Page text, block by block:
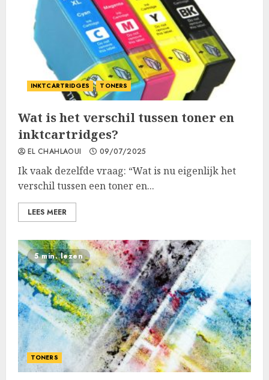
INKTCARTRIDGES TONERS
Wat is het verschil tussen toner en
inktcartridges?
EL CHAHLAOUI 09/07/2025
Ik vaak dezelfde vraag: “Wat is nu eigenlijk het
verschil tussen een toner en...
LEES MEER
5 min. lezen
TONERS